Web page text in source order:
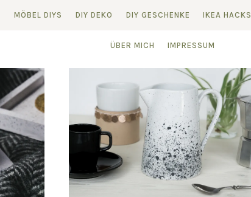
MÖBEL DIYS DIY DEKO DIY GESCHENKE IKEA HACKS
ÜBER MICH IMPRESSUM